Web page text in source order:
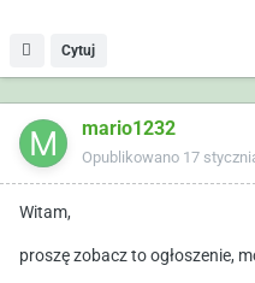
Cytuj
mario1232
Opublikowano 17
Witam,
proszę zobacz to ogłoszenie,